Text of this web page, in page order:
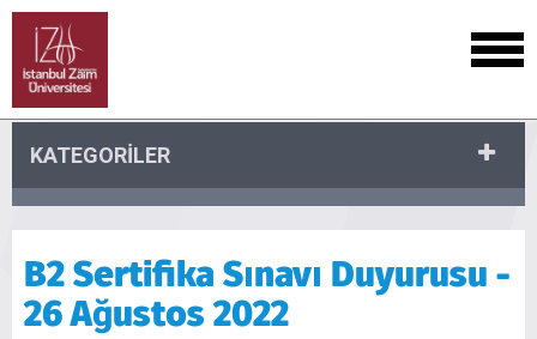
KATEGORİLER
B2 Sertifika Sınavı Duyurusu -
26 Ağustos 2022